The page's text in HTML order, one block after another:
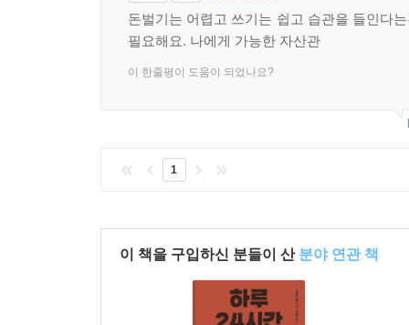
돈벌기는 어렵고 쓰기는 쉽고 습관을 들인다
필요해요. 나에게 가능한 자산관
이 한줄평이 도움이 되었나요?
1
이 책을 구입하신 분들이 산 분야 연관 책